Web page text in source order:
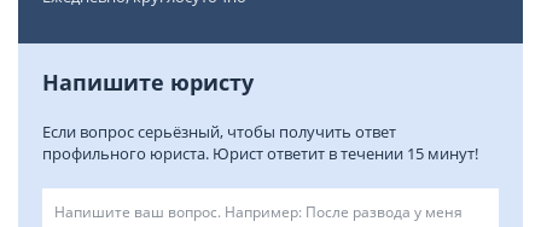
Напишите юристу
Если вопрос серьёзный, чтобы получить ответ
профильного юриста. Юрист ответит в течении 15 минут!